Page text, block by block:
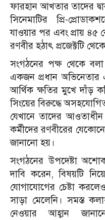
ফারহান আখতার তাদের
সিনেমাটির প্রি-
যাওয়ার পর এবং প্রায়
রণবীর হঠাৎ প্রজেক্টটি
সংগঠনের পক্ষ থেকে
একজন প্রধান অভিনেতার
আর্থিক ক্ষতির মুখে দাঁড়
সিংয়ের বিরুদ্ধে
যেখানে তাদের
কর্মীদের রণবীরের
জানানো হয়।
সংগঠনের উপদেষ্টা
দাবি করেন, বিষয়টি
যোগাযোগের চেষ্টা
সাড়া মেলেনি। সমস্ত
নেওয়ার আহ্বান